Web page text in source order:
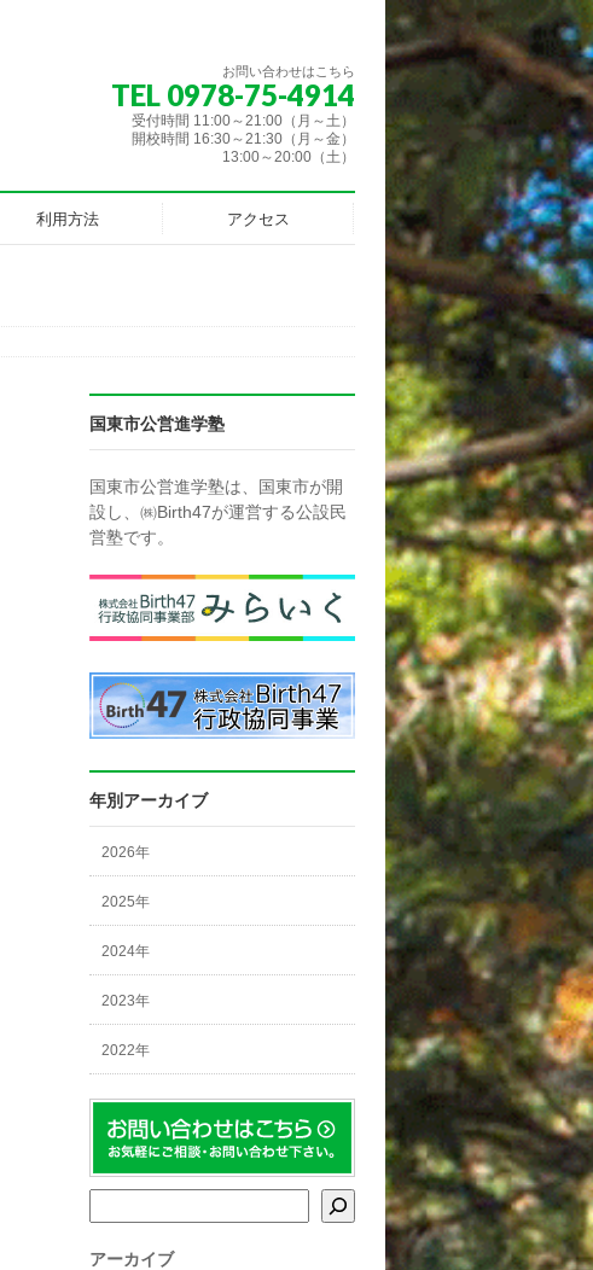
お問い合わせはこちら
TEL 0978-75-4914
受付時間 11:00～21:00（月～土）
開校時間 16:30～21:30（月～金）
13:00～20:00（土）
利用方法 アクセス
国東市公営進学塾
国東市公営進学塾は、国東市が開
設し、㈱Birth47が運営する公設民
営塾です。
年別アーカイブ
2026年
2025年
2024年
2023年
2022年
アーカイブ